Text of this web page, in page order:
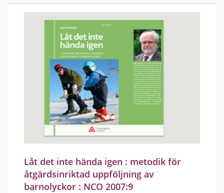
Låt det inte hända igen : metodik för
åtgärdsinriktad uppföljning av
barnolyckor : NCO 2007:9